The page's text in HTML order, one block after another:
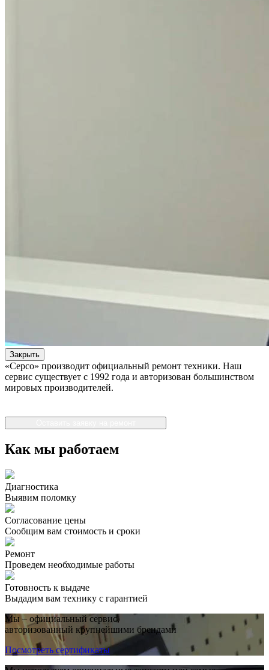
Закрыть
«Серсо» производит официальный ремонт техники. Наш
сервис существует с 1992 года и авторизован большинством
мировых производителей.
Как мы работаем
Диагностика
Выявим поломку
Согласование цены
Сообщим вам стоимость и сроки
Ремонт
Проведем необходимые работы
Готовность к выдаче
Выдадим вам технику с гарантией
Мы – официальный сервис,
авторизованный крупнейшими брендами
Посмотреть сертификаты